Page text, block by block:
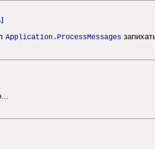
Application.ProcessMessages